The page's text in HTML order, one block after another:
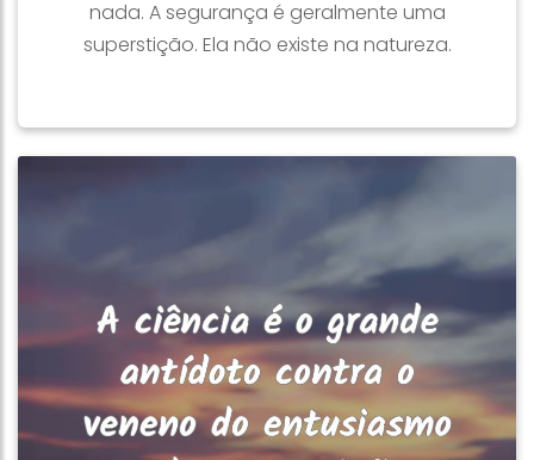
nada. A segurança é geralmente uma
superstição. Ela não existe na natureza.